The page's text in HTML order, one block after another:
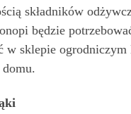
składników
będzie
w sklepie ogrodniczym